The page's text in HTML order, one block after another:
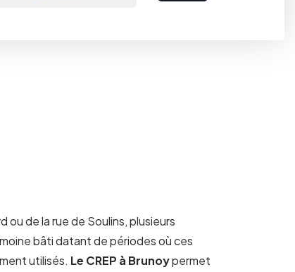
de la rue de Soulins, plusieurs
bâti datant de périodes où ces
utilisés. Le CREP à Brunoypermet